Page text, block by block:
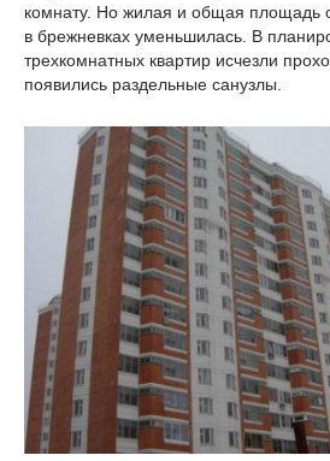
комнату. Но жилая и общая площадь
в брежневках уменьшилась. В
трехкомнатных квартир исчезли
появились раздельные санузлы.